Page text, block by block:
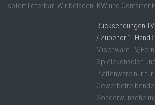
sofort lieferbar. Wir beladenLKW und Container
Rücksendungen
/ Zubehör 1. Hand
Mischware TV,
Spielekonsolen
Plattenware nur für
Sonderwünsche